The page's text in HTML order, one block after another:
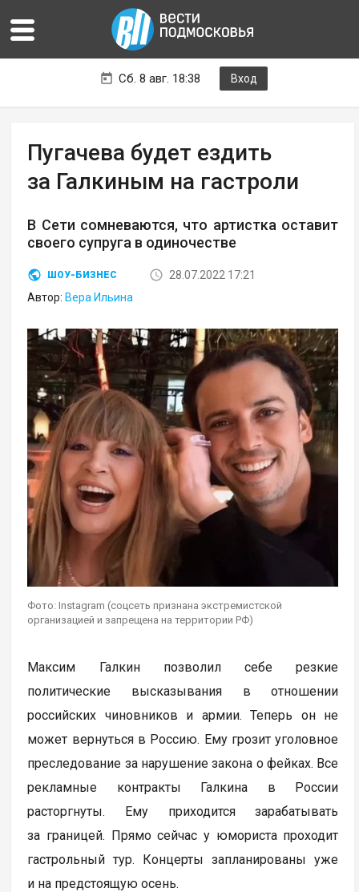
Сб. 8 авг. 18:38 Вход
Пугачева будет ездить
за Галкиным на гастроли
В Сети сомневаются, что артистка оставит
своего супруга в одиночестве
ШОУ-БИЗНЕС
28.07.2022 17:21
Автор: Вера Ильина
Фото: Instagram (соцсеть признана экстремистской
организацией и запрещена на территории РФ)
Максим Галкин позволил себе резкие
политические высказывания в отношении
российских чиновников и армии. Теперь он не
может вернуться в Россию. Ему грозит уголовное
преследование за нарушение закона о фейках. Все
рекламные контракты Галкина в России
расторгнуты. Ему приходится зарабатывать
за границей. Прямо сейчас у юмориста проходит
гастрольный тур. Концерты запланированы уже
и на предстоящую осень.